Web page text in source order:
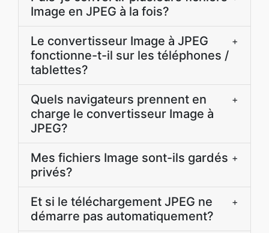
Image en JPEG à la fois?
Le convertisseur Image à JPEG
fonctionne-t-il sur les téléphones /
tablettes?
+
Quels navigateurs prennent en
charge le convertisseur Image à
JPEG?
+
Mes fichiers Image sont-ils gardés
privés?
+
Et si le téléchargement JPEG ne
démarre pas automatiquement?
+